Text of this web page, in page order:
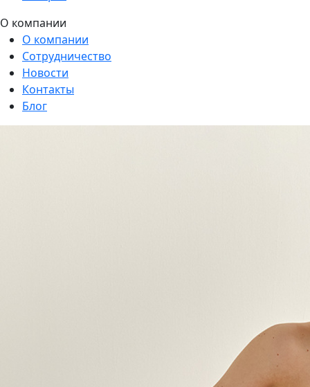
О компании
О компании
Сотрудничество
Новости
Контакты
Блог